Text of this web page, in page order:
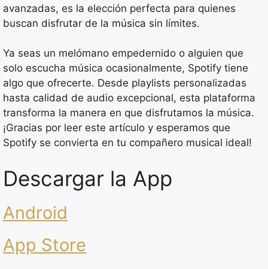
avanzadas, es la elección perfecta para quienes
buscan disfrutar de la música sin límites.
Ya seas un melómano empedernido o alguien que
solo escucha música ocasionalmente, Spotify tiene
algo que ofrecerte. Desde playlists personalizadas
hasta calidad de audio excepcional, esta plataforma
transforma la manera en que disfrutamos la música.
¡Gracias por leer este artículo y esperamos que
Spotify se convierta en tu compañero musical ideal!
Descargar la App
Android
App Store